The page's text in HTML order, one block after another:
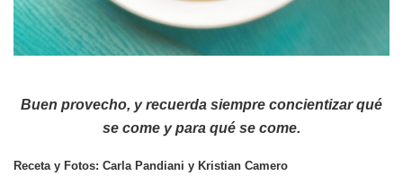
Buen provecho, y recuerda siempre concientizar qué
se come y para qué se come.
Receta y Fotos: Carla Pandiani y Kristian Camero